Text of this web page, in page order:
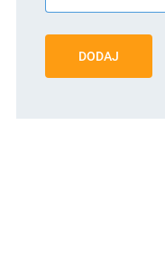
DODAJ